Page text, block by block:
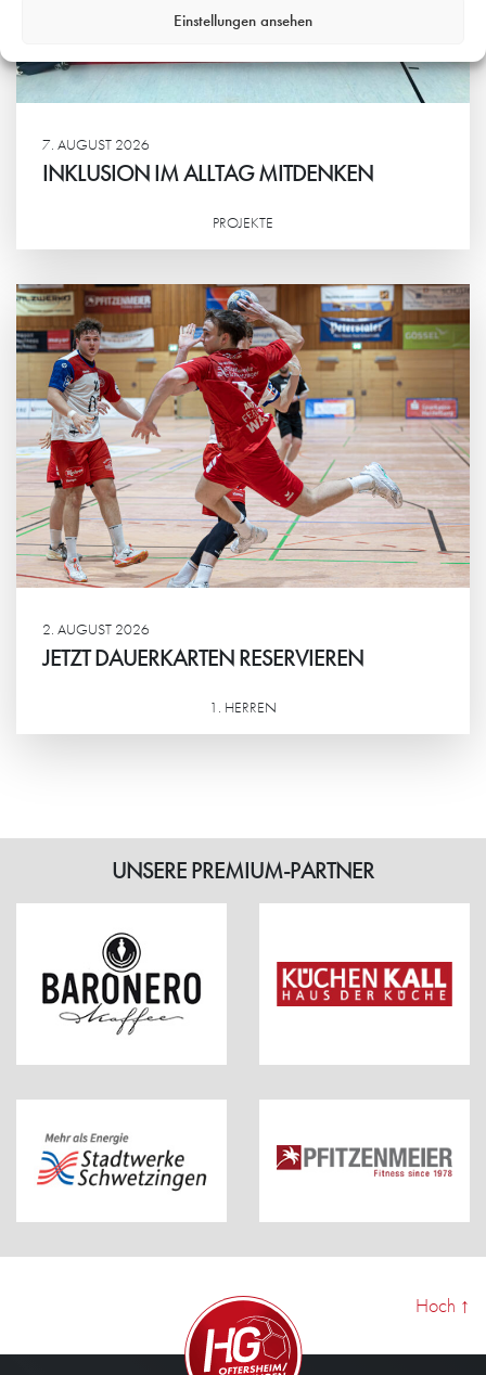
Einstellungen ansehen
7. AUGUST 2026
INKLUSION IM ALLTAG MITDENKEN
PROJEKTE
2. AUGUST 2026
JETZT DAUERKARTEN RESERVIEREN
1. HERREN
UNSERE PREMIUM-PARTNER
Hoch ↑